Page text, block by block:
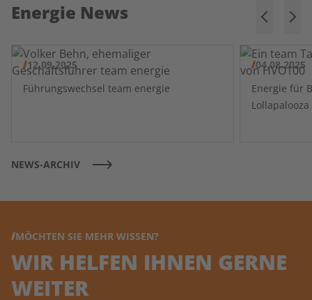
Energie News
12.09.2025
Führungswechsel team energie
04.08.2025
Energie für
NEWS-ARCHIV
MÖCHTEN SIE MEHR WISSEN?
WIR HELFEN IHNEN GERNE
WEITER